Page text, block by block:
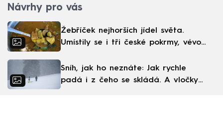
Návrhy pro vás
Žebříček nejhorších jídel světa.
Umístily se i tři české pokrmy, vévodí
Sníh, jak ho neznáte: Jak rychle
padá i z čeho se skládá. A vločky